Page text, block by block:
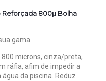
Reforçada 800μ Bolha
gama.
microns, cinza/preta,
ráfia, afim de impedir a
da piscina. Reduz